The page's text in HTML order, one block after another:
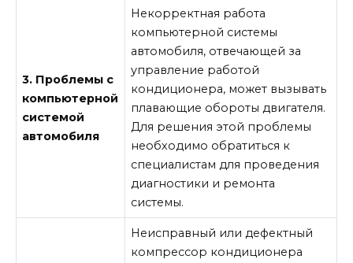
3. Проблемы с
компьютерной
системой
автомобиля
Некорректная работа
компьютерной системы
автомобиля, отвечающей за
управление работой
кондиционера, может вызывать
плавающие обороты двигателя.
Для решения этой проблемы
необходимо обратиться к
специалистам для проведения
диагностики и ремонта
системы.
Неисправный или дефектный
компрессор кондиционера